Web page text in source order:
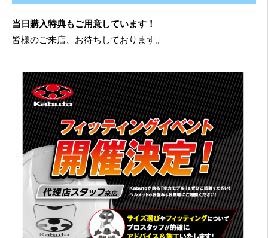
当日購入特典もご用意しています！
皆様のご来店、お待ちしております。